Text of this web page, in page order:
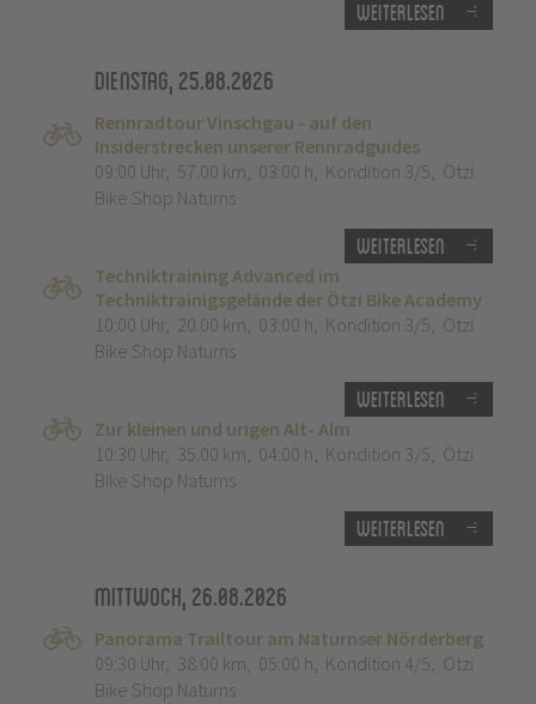
Weiterlesen
Dienstag, 25.08.2026
Rennradtour Vinschgau - auf den
Insiderstrecken unserer Rennradguides
09:00 Uhr, 57.00 km, 03:00 h, Kondition 3/5, Ötzi
Bike Shop Naturns
Weiterlesen
Techniktraining Advanced im
Techniktrainigsgelände der Ötzi Bike Academy
10:00 Uhr, 20.00 km, 03:00 h, Kondition 3/5, Ötzi
Bike Shop Naturns
Weiterlesen
Zur kleinen und urigen Alt- Alm
10:30 Uhr, 35.00 km, 04:00 h, Kondition 3/5, Ötzi
Bike Shop Naturns
Weiterlesen
Mittwoch, 26.08.2026
Panorama Trailtour am Naturnser Nörderberg
09:30 Uhr, 38.00 km, 05:00 h, Kondition 4/5, Ötzi
Bike Shop Naturns